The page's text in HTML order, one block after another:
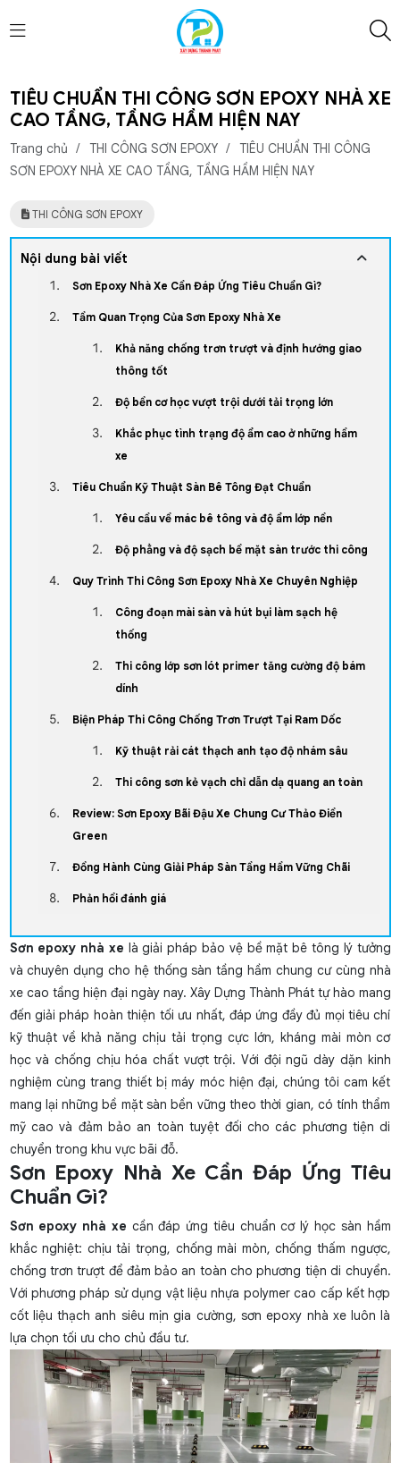
TIÊU CHUẨN THI CÔNG SƠN EPOXY NHÀ XE
CAO TẦNG, TẦNG HẦM HIỆN NAY
Trang chủ / THI CÔNG SƠN EPOXY /
TIÊU CHUẨN THI CÔNG
SƠN EPOXY NHÀ XE CAO TẦNG, TẦNG HẦM HIỆN NAY
THI CÔNG SƠN EPOXY
Nội dung bài viết
Sơn Epoxy Nhà Xe Cần Đáp Ứng Tiêu Chuẩn Gì?
Tầm Quan Trọng Của Sơn Epoxy Nhà Xe
Khả năng chống trơn trượt và định hướng giao
thông tốt
Độ bền cơ học vượt trội dưới tải trọng lớn
Khắc phục tình trạng độ ẩm cao ở những hầm
xe
Tiêu Chuẩn Kỹ Thuật Sàn Bê Tông Đạt Chuẩn
Yêu cầu về mác bê tông và độ ẩm lớp nền
Độ phẳng và độ sạch bề mặt sàn trước thi công
Quy Trình Thi Công Sơn Epoxy Nhà Xe Chuyên Nghiệp
Công đoạn mài sàn và hút bụi làm sạch hệ
thống
Thi công lớp sơn lót primer tăng cường độ bám
dính
Biện Pháp Thi Công Chống Trơn Trượt Tại Ram Dốc
Kỹ thuật rải cát thạch anh tạo độ nhám sâu
Thi công sơn kẻ vạch chỉ dẫn dạ quang an toàn
Review: Sơn Epoxy Bãi Đậu Xe Chung Cư Thảo Điền
Green
Đồng Hành Cùng Giải Pháp Sàn Tầng Hầm Vững Chãi
Phản hồi đánh giá
Sơn epoxy nhà xe là giải pháp bảo vệ bề mặt bê tông lý tưởng
và chuyên dụng cho hệ thống sàn tầng hầm chung cư cùng nhà
xe cao tầng hiện đại ngày nay. Xây Dựng Thành Phát tự hào mang
đến giải pháp hoàn thiện tối ưu nhất, đáp ứng đầy đủ mọi tiêu chí
kỹ thuật về khả năng chịu tải trọng cực lớn, kháng mài mòn cơ
học và chống chịu hóa chất vượt trội. Với đội ngũ dày dặn kinh
nghiệm cùng trang thiết bị máy móc hiện đại, chúng tôi cam kết
mang lại những bề mặt sàn bền vững theo thời gian, có tính thẩm
mỹ cao và đảm bảo an toàn tuyệt đối cho các phương tiện di
chuyển trong khu vực bãi đỗ.
Sơn Epoxy Nhà Xe Cần Đáp Ứng Tiêu
Chuẩn Gì?
Sơn epoxy nhà xe cần đáp ứng tiêu chuẩn cơ lý học sàn hầm
khắc nghiệt: chịu tải trọng, chống mài mòn, chống thấm ngược,
chống trơn trượt để đảm bảo an toàn cho phương tiện di chuyển.
Với phương pháp sử dụng vật liệu nhựa polymer cao cấp kết hợp
cốt liệu thạch anh siêu mịn gia cường, sơn epoxy nhà xe luôn là
lựa chọn tối ưu cho chủ đầu tư.